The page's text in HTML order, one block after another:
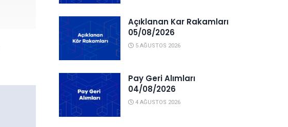
Açıklanan Kar Rakamları
05/08/2026
5 AĞUSTOS 2026
Pay Geri Alımları
04/08/2026
4 AĞUSTOS 2026